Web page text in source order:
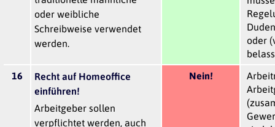
oder weibliche
Schreibweise verwendet
werden.
oder
16
Recht auf Homeoffice
einführen!
Arbeitgeber sollen
verpflichtet werden, auch
Nein!